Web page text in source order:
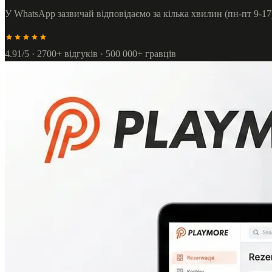
У WhatsApp зазвичай відповідаємо за кілька хвилин (пн-пт 9-
4.91/5 · 2700+ відгуків · 500 000+ гравців